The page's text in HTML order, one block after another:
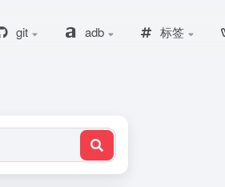
git adb 标签